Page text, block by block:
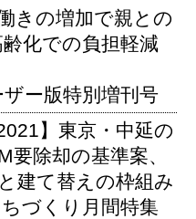
きの増加で親との
化での負担軽減
ー版特別増刊号
】東京・中延の
除却の基準案、
建て替えの枠組み
ちづくり月間特集